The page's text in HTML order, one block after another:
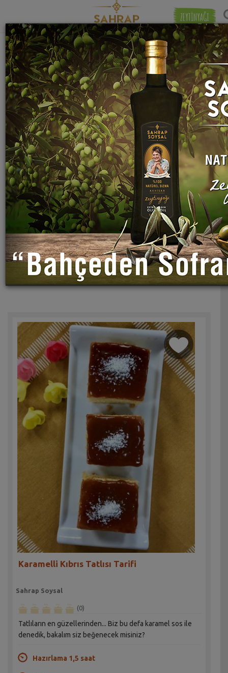
ZEYTİNYAĞI
"galeta unu" etiketiyle eşleşen (53) tarif
bulundu.
Eşleşmeye
Karamelli Kıbrıs Tatlısı Tarifi
Sahrap Soysal
(0)
Tatlıların en güzellerinden... Biz bu defa karamel sos ile
denedik, bakalım siz beğenecek misiniz?
Hazırlama 1,5 saat